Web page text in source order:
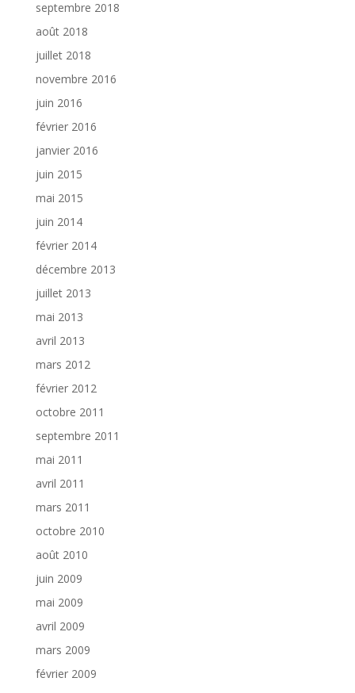
septembre 2018
août 2018
juillet 2018
novembre 2016
juin 2016
février 2016
janvier 2016
juin 2015
mai 2015
juin 2014
février 2014
décembre 2013
juillet 2013
mai 2013
avril 2013
mars 2012
février 2012
octobre 2011
septembre 2011
mai 2011
avril 2011
mars 2011
octobre 2010
août 2010
juin 2009
mai 2009
avril 2009
mars 2009
février 2009